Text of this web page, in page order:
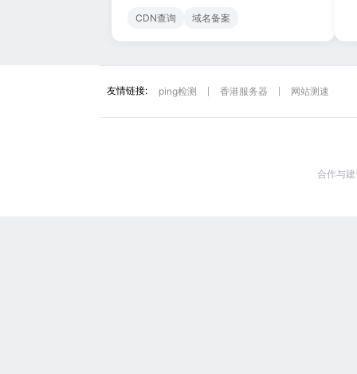
CDN查询 域名备案
友情链接: ping检测 香港服务器 网站测速
合作与